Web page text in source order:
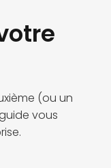
(ou un
vous